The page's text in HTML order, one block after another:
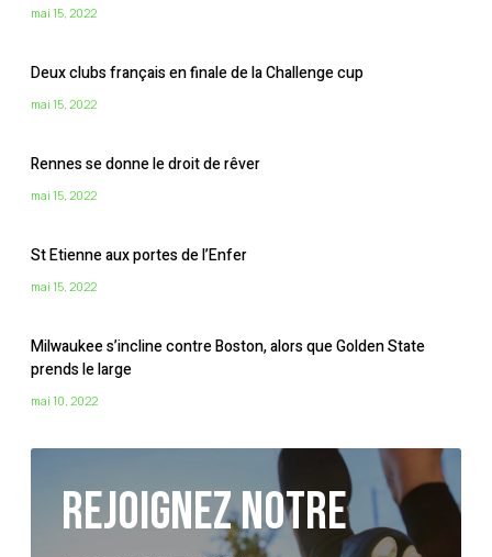
mai 15, 2022
Deux clubs français en finale de la Challenge cup
mai 15, 2022
Rennes se donne le droit de rêver
mai 15, 2022
St Etienne aux portes de l’Enfer
mai 15, 2022
Milwaukee s’incline contre Boston, alors que Golden State
prends le large
mai 10, 2022
Rejoignez notre